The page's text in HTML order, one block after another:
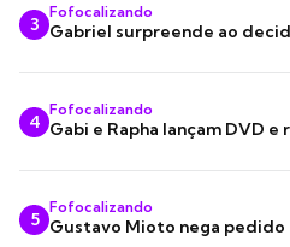
3
Fofocalizando
Gabriel surpreende ao
4
Fofocalizando
Gabi e Rapha lançam DVD
5
Fofocalizando
Gustavo Mioto nega pedido